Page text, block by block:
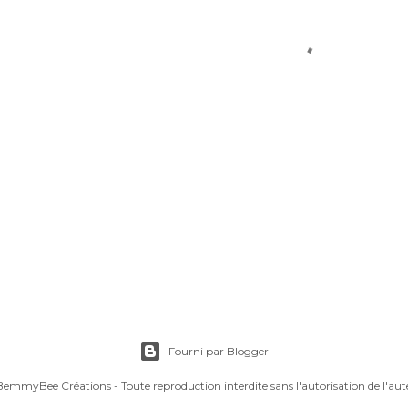
Fourni par Blogger
Créations - Toute reproduction interdite sans l'autorisation de